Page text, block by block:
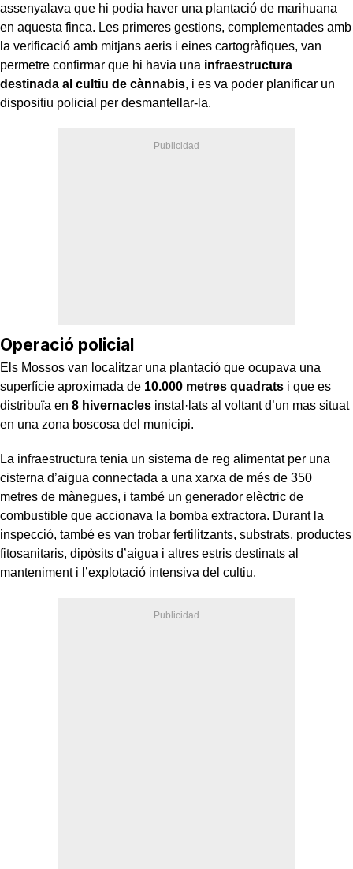
assenyalava que hi podia haver una plantació de marihuana
en aquesta finca. Les primeres gestions, complementades amb
la verificació amb mitjans aeris i eines cartogràfiques, van
permetre confirmar que hi havia una infraestructura
destinada al cultiu de cànnabis, i es va poder planificar un
dispositiu policial per desmantellar-la.
Operació policial
Els Mossos van localitzar una plantació que ocupava una
superfície aproximada de 10.000 metres quadrats i que es
distribuïa en 8 hivernacles instal·lats al voltant d’un mas situat
en una zona boscosa del municipi.
La infraestructura tenia un sistema de reg alimentat per una
cisterna d’aigua connectada a una xarxa de més de 350
metres de mànegues, i també un generador elèctric de
combustible que accionava la bomba extractora. Durant la
inspecció, també es van trobar fertilitzants, substrats, productes
fitosanitaris, dipòsits d’aigua i altres estris destinats al
manteniment i l’explotació intensiva del cultiu.